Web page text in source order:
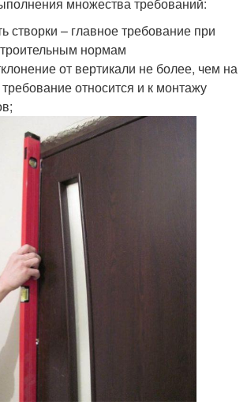
множества требований:
створки – главное требование при
нормам
от вертикали не более, чем на
относится и к монтажу